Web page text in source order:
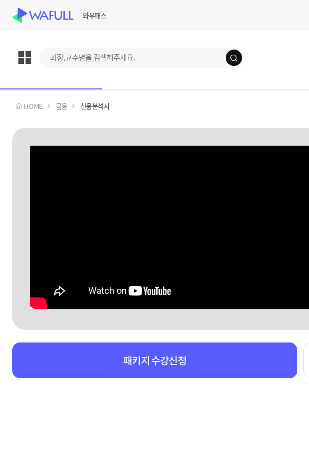
스킵 네비게이션
WASUB 자격증 구독
와우패스
과정,교수명 검색
HOME 금융 신용분석사
과정정보
수강안내
패키지 수강신청
선택바